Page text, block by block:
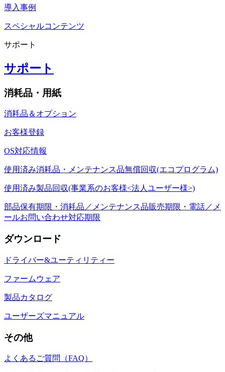
導入事例
スペシャルコンテンツ
サポート
サポート
消耗品・用紙
消耗品＆オプション
お客様登録
OS対応情報
使用済み消耗品・メンテナンス品無償回収(エコプログラム)
使用済み製品回収(事業系のお客様<法人ユーザー様>)
部品保有期限・消耗品／メンテナンス品販売期限・電話／メ
ールお問い合わせ対応期限
ダウンロード
ドライバー&ユーティリティー
ファームウェア
製品カタログ
ユーザーズマニュアル
その他
よくあるご質問（FAQ）